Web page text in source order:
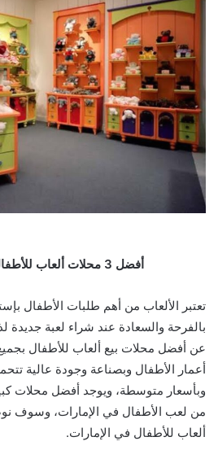
أفضل 3 محلات ألعاب للأطفال في الإمارات
تعتبر الألعاب من أهم طلبات الأطفال
بالفرحة والسعادة عند شراء لعبة جديدة
عن أفضل محلات بيع ألعاب للأطفال
أعمار الأطفال وبصناعة وجودة عالية
وبأسعار متوسطة، ويوجد أفضل محلات
من لعب الأطفال في الإمارات، وسوف
ألعاب للأطفال في الإمارات.